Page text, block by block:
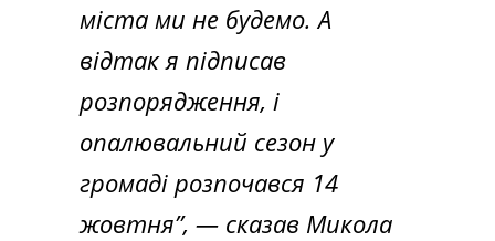
міста ми не будемо. А
відтак я підписав
розпорядження, і
опалювальний сезон у
громаді розпочався 14
жовтня”, — сказав Микола